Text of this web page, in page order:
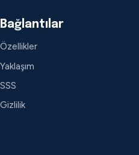
Bağlantılar
Özellikler
Yaklaşım
SSS
Gizlilik